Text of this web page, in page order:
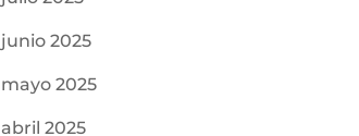
junio 2025
mayo 2025
abril 2025